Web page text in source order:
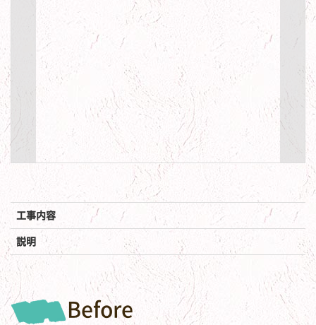
工事内容
説明
Before